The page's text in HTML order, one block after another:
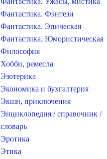
Фантастика. Фэнтези
Фантастика. Эпическая
Фантастика. Юмористическая
Философия
Хобби, ремесла
Эзотерика
Экономика и бухгалтерия
Экшн, приключения
Энциклопедия / справочник /
словарь
Эротика
Этика